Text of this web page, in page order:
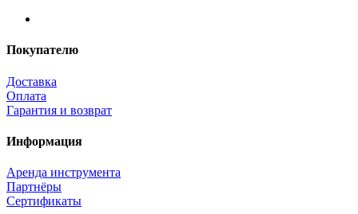
Покупателю
Доставка
Оплата
Гарантия и возврат
Информация
Аренда инструмента
Партнёры
Сертификаты